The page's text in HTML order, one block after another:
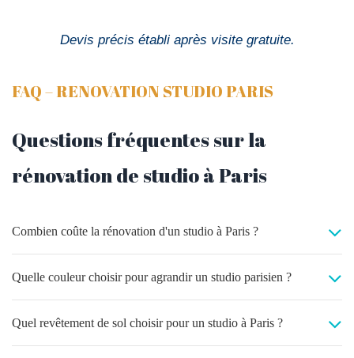
Devis précis établi après visite gratuite.
FAQ – RENOVATION STUDIO PARIS
Questions fréquentes sur la
rénovation de studio à Paris
Combien coûte la rénovation d'un studio à Paris ?
Quelle couleur choisir pour agrandir un studio parisien ?
Quel revêtement de sol choisir pour un studio à Paris ?